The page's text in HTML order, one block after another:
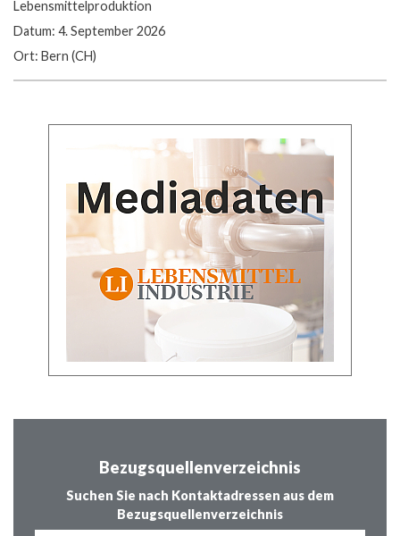
Lebensmittelproduktion
Datum: 4. September 2026
Ort: Bern (CH)
Bezugsquellenverzeichnis
Suchen Sie nach Kontaktadressen aus dem
Bezugsquellenverzeichnis